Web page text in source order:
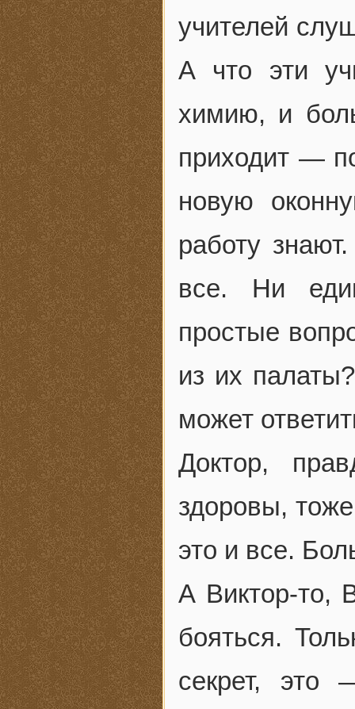
учителей
А что эти
химию, и
приходит —
новую
работу
все. Ни
простые
из их
может
Доктор,
здоровы, тоже
это и все.
А Виктор-то,
бояться.
секрет, это